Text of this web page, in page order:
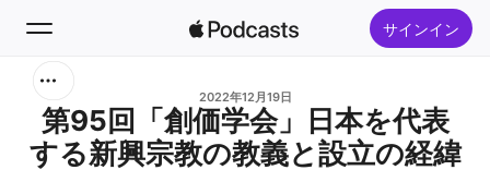
サインイン
ホーム
2022年12月19日
第95回「創価学会」日本を代表
する新興宗教の教義と設立の経緯